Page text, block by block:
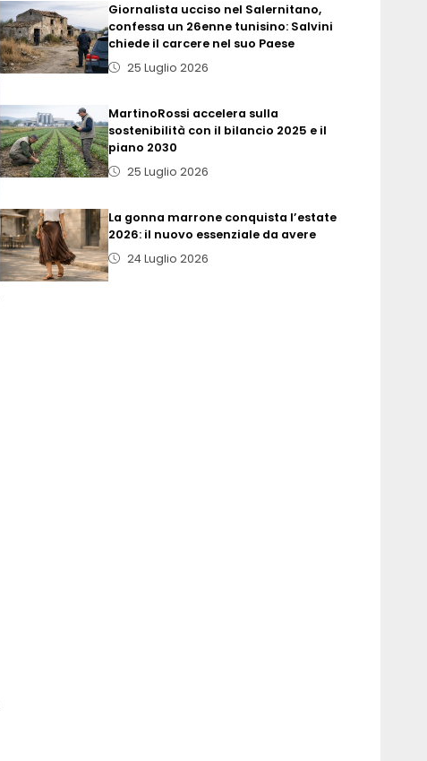
Giornalista ucciso nel Salernitano,
confessa un 26enne tunisino: Salvini
chiede il carcere nel suo Paese
25 Luglio 2026
MartinoRossi accelera sulla
sostenibilità con il bilancio 2025 e il
piano 2030
25 Luglio 2026
La gonna marrone conquista l’estate
2026: il nuovo essenziale da avere
24 Luglio 2026